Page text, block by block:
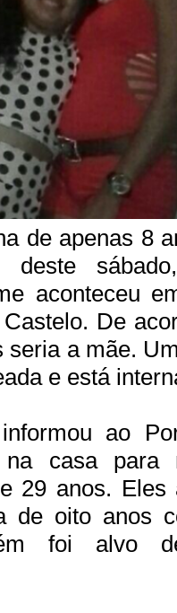
de apenas 8
aconteceu
De
seria a mãe.
e está
ao
na casa para
29 anos. Eles
de oito anos
foi alvo